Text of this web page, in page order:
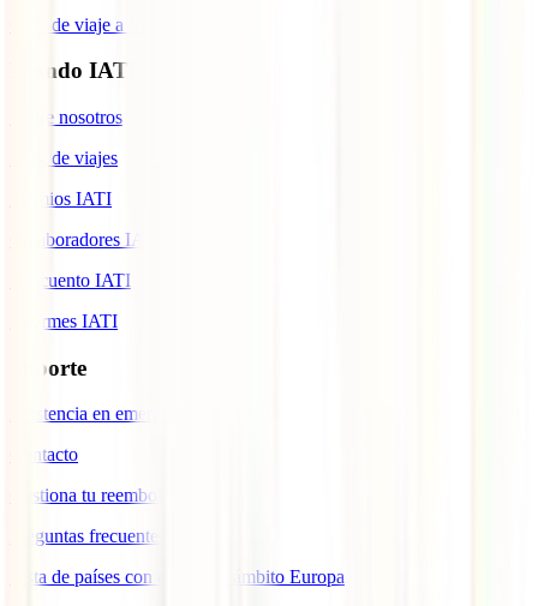
Guía de viaje a Indonesia
Mundo IATI
Sobre nosotros
Blog de viajes
Premios IATI
Colaboradores IATI
Descuento IATI
Informes IATI
Soporte
Asistencia en emergencias
Contacto
Gestiona tu reembolso
Preguntas frecuentes
Lista de países con cobertura ámbito Europa